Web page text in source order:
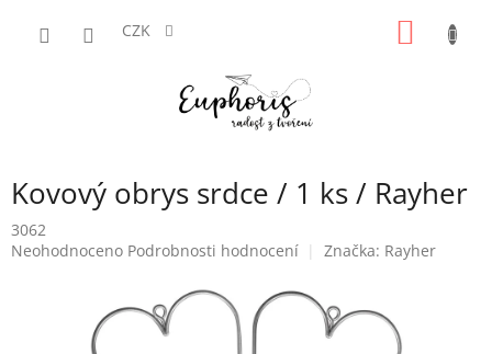
CZK
Kovový obrys srdce / 1 ks / Rayher
3062
Průměrné
Neohodnoceno Podrobnosti hodnocení Značka: Rayher